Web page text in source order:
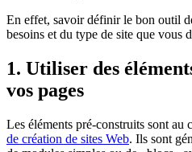
En effet, savoir définir le bon outil
besoins et du type de site que vous
1. Utiliser des
vos pages
Les éléments pré-construits sont au
de création de sites Web. Ils sont